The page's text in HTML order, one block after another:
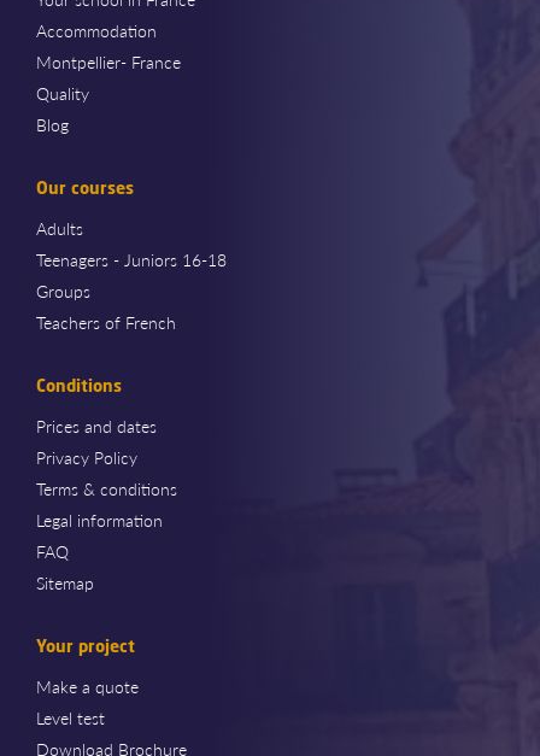
Accommodation
Montpellier- France
Quality
Blog
Our courses
Adults
Teenagers - Juniors 16-18
Groups
Teachers of French
Conditions
Prices and dates
Privacy Policy
Terms & conditions
Legal information
FAQ
Sitemap
Your project
Make a quote
Level test
Download Brochure